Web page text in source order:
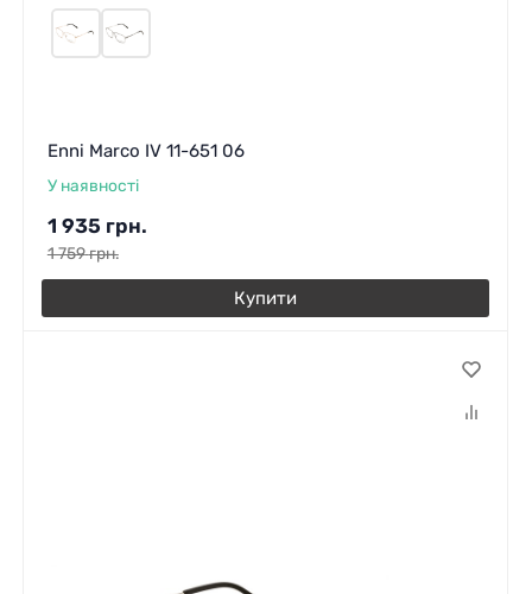
Enni Marco IV 11-651 06
У наявності
1 935 грн.
1 759грн.
Купити